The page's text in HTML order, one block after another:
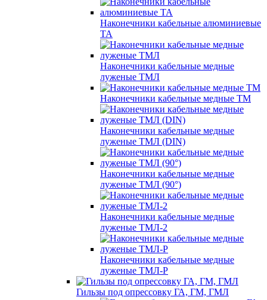
Наконечники кабельные алюминиевые
ТА
Наконечники кабельные медные
луженые ТМЛ
Наконечники кабельные медные ТМ
Наконечники кабельные медные
луженые ТМЛ (DIN)
Наконечники кабельные медные
луженые ТМЛ (90°)
Наконечники кабельные медные
луженые ТМЛ-2
Наконечники кабельные медные
луженые ТМЛ-Р
Гильзы под опрессовку ГА, ГМ, ГМЛ